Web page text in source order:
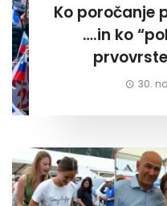
Ko poročanje
….in ko
30.